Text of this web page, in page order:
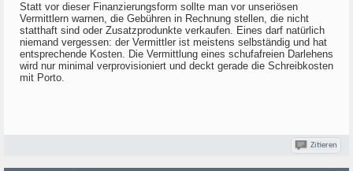
Statt vor dieser Finanzierungsform sollte man vor unseriösen
Vermittlern warnen, die Gebühren in Rechnung stellen, die nicht
statthaft sind oder Zusatzprodunkte verkaufen. Eines darf natürlich
niemand vergessen: der Vermittler ist meistens selbständig und hat
entsprechende Kosten. Die Vermittlung eines schufafreien Darlehens
wird nur minimal verprovisioniert und deckt gerade die Schreibkosten
mit Porto.
Zitieren